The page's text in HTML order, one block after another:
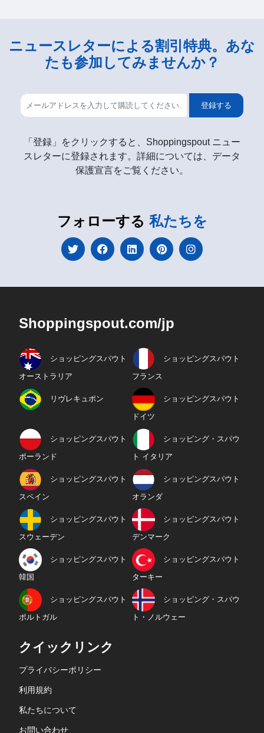
ニュースレターによる割引特典。あな
たも参加してみませんか？
登録する
「登録」をクリックすると、Shoppingspout ニュー
スレターに登録されます。詳細については、データ
保護宣言をご覧ください。
フォローする 私たちを
Shoppingspout.com/jp
ショッピングスパウト
オーストラリア
ショッピングスパウト
フランス
リヴレキュポン ショッピングスパウト
ドイツ
ショッピングスパウト
ポーランド
ショッピング・スパウ
ト イタリア
ショッピングスパウト
スペイン
ショッピングスパウト
オランダ
ショッピングスパウト
スウェーデン
ショッピングスパウト
デンマーク
ショッピングスパウト
韓国
ショッピングスパウト
ターキー
ショッピングスパウト
ポルトガル
ショッピング・スパウ
ト・ノルウェー
クイックリンク
プライバシーポリシー
利用規約
私たちについて
お問い合わせ